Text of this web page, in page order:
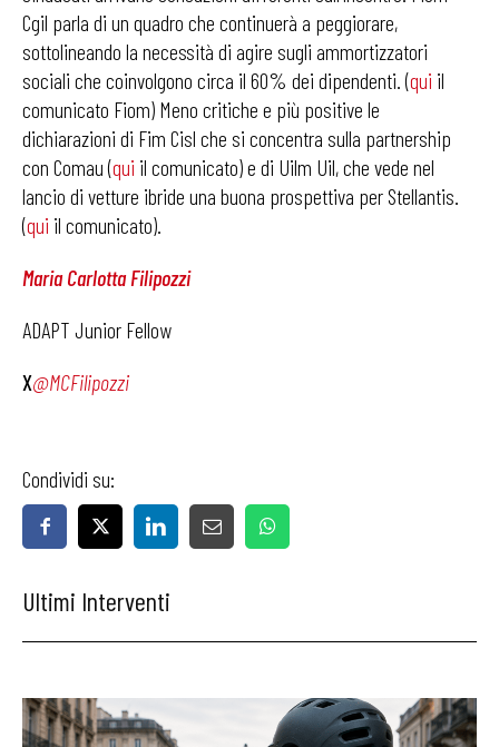
Cgil parla di un quadro che continuerà a peggiorare,
sottolineando la necessità di agire sugli ammortizzatori
sociali che coinvolgono circa il 60% dei dipendenti. (qui il
comunicato Fiom) Meno critiche e più positive le
dichiarazioni di Fim Cisl che si concentra sulla partnership
con Comau (qui il comunicato) e di Uilm Uil, che vede nel
lancio di vetture ibride una buona prospettiva per Stellantis.
(qui il comunicato).
Maria Carlotta Filipozzi
ADAPT Junior Fellow
X@MCFilipozzi
Condividi su:
Ultimi Interventi